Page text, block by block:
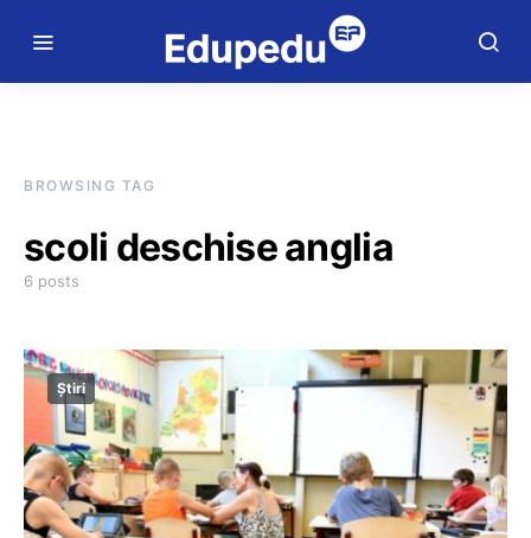
BROWSING TAG
scoli deschise anglia
6 posts
Știri